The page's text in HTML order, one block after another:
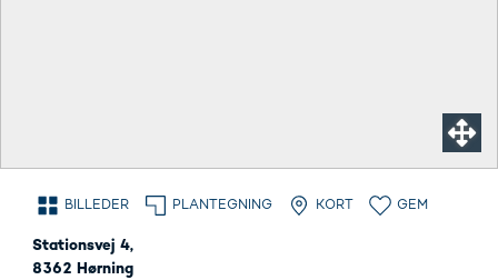
BILLEDER PLANTEGNING KORT GEM
Stationsvej 4,
8362 Hørning